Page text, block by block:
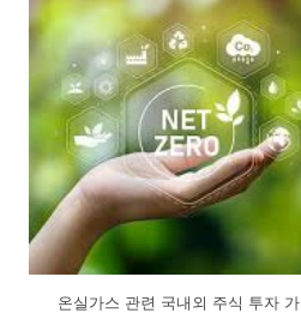
온실가스 관련 국내외 주식 투자